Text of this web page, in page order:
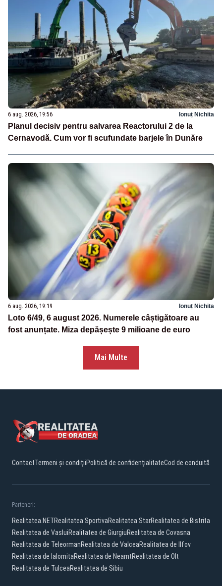
6 aug. 2026, 19:56 Ionuț Nichita
Planul decisiv pentru salvarea Reactorului 2 de la
Cernavodă. Cum vor fi scufundate barjele în Dunăre
6 aug. 2026, 19:19 Ionuț Nichita
Loto 6/49, 6 august 2026. Numerele câștigătoare au
fost anunțate. Miza depășește 9 milioane de euro
Mai Multe
ContactTermeni și condițiiPolitică de confidențialitateCod de conduită
Parteneri:
Realitatea.NETRealitatea SportivaRealitatea StarRealitatea de Bistrita
Realitatea de VasluiRealitatea de GiurgiuRealitatea de Covasna
Realitatea de TeleormanRealitatea de ValceaRealitatea de Ilfov
Realitatea de IalomitaRealitatea de NeamtRealitatea de Olt
Realitatea de TulceaRealitatea de Sibiu